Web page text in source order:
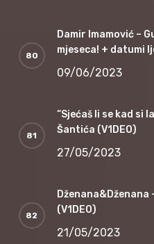
Damir Imamović –
mjeseca! + datumi
09/06/2023
“Sjećaš li se kad si
Šantića (V1DEO)
27/05/2023
(V1DEO)
21/05/2023